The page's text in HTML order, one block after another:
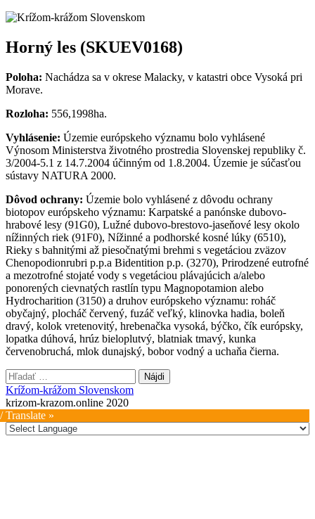
Horný les (SKUEV0168)
Poloha: Nachádza sa v okrese Malacky, v katastri obce Vysoká pri
Morave.
Rozloha: 556,1998ha.
Vyhlásenie: Územie európskeho významu bolo vyhlásené
Výnosom Ministerstva životného prostredia Slovenskej republiky č.
3/2004-5.1 z 14.7.2004 účinným od 1.8.2004. Územie je súčasťou
sústavy NATURA 2000.
Dôvod ochrany: Územie bolo vyhlásené z dôvodu ochrany
biotopov európskeho významu: Karpatské a panónske dubovo-
hrabové lesy (91G0), Lužné dubovo-brestovo-jaseňové lesy okolo
nížinných riek (91F0), Nížinné a podhorské kosné lúky (6510),
Rieky s bahnitými až piesočnatými brehmi s vegetáciou zväzov
Chenopodionrubri p.p.a Bidentition p.p. (3270), Prirodzené eutrofné
a mezotrofné stojaté vody s vegetáciou plávajúcich a/alebo
ponorených cievnatých rastlín typu Magnopotamion alebo
Hydrocharition (3150) a druhov európskeho významu: roháč
obyčajný, plocháč červený, fuzáč veľký, klinovka hadia, boleň
dravý, kolok vretenovitý, hrebenačka vysoká, býčko, čík európsky,
lopatka dúhová, hrúz bieloplutvý, blatniak tmavý, kunka
červenobruchá, mlok dunajský, bobor vodný a uchaňa čierna.
Hľadať:
Krížom-krážom Slovenskom
krizom-krazom.online 2020
Translate »